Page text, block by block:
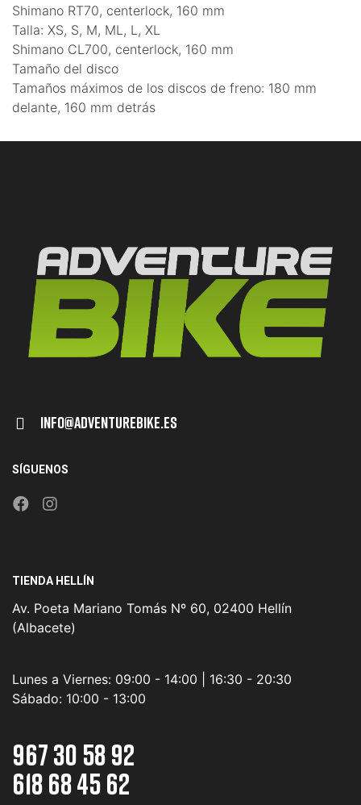
Shimano RT70, centerlock, 160 mm
Talla: XS, S, M, ML, L, XL
Shimano CL700, centerlock, 160 mm
Tamaño del disco
Tamaños máximos de los discos de freno: 180 mm
delante, 160 mm detrás
Info@adventurebike.es
SÍGUENOS
TIENDA HELLÍN
Av. Poeta Mariano Tomás Nº 60, 02400 Hellín
(Albacete)
Lunes a Viernes: 09:00 - 14:00 | 16:30 - 20:30
Sábado: 10:00 - 13:00
967 30 58 92
618 68 45 62